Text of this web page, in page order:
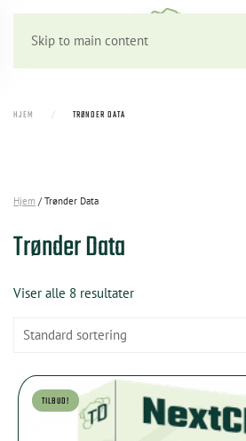
Skip to main content
HJEM TRØNDER DATA
Hjem / Trønder Data
Trønder Data
Viser alle 8 resultater
TILBUD!